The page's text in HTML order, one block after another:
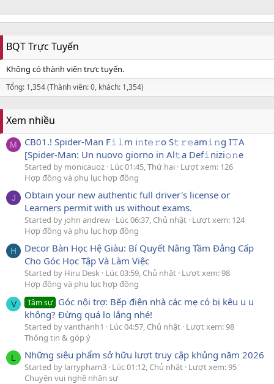
BQT Trực Tuyến
Không có thành viên trực tuyến.
Tổng: 1,354 (Thành viên: 0, khách: 1,354)
Xem nhiều
M
CB01.! Spider-Man F𝚒𝚕m i𝚗t𝚎𝚛o S𝚝𝚛𝚎am𝚒𝚗g I𝚃A
[Spider-Man: Un nuovo giorno in Al𝚝a Def𝚒nizi𝚘𝚗e
Started by monicauoz Lúc 01:45, Thứ hai Lượt xem: 126
Hợp đồng và phụ lục hợp đồng
J
Obtain your new authentic full driver's license or
Learners permit with us without exams.
Started by john andrew Lúc 06:37, Chủ nhật Lượt xem: 124
Hợp đồng và phụ lục hợp đồng
H
Decor Bàn Học Hệ Giàu: Bí Quyết Nâng Tầm Đẳng Cấp
Cho Góc Học Tập Và Làm Việc
Started by Hiru Desk Lúc 03:59, Chủ nhật Lượt xem: 98
Hợp đồng và phụ lục hợp đồng
V Tâm sự Góc nội trợ: Bếp điện nhà các mẹ có bị kêu u u
không? Đừng quá lo lắng nhé!
Started by vanthanh1 Lúc 04:57, Chủ nhật Lượt xem: 98
Thông tin & góp ý
L Những siêu phẩm sở hữu lượt truy cập khủng năm 2026
Started by larrypham3 Lúc 01:12, Chủ nhật Lượt xem: 95
Chuyện vui nghề nhân sự